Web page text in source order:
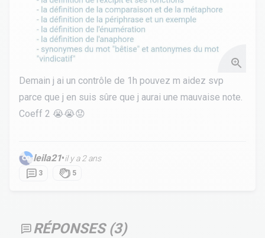
Demain j ai un contrôle de 1h pouvez m aidez svp
parce que j en suis sûre que j aurai une mauvaise note.
Coeff 2 😭😭😟
leila21•il y a 2 ans
3 5
RÉPONSES (3)